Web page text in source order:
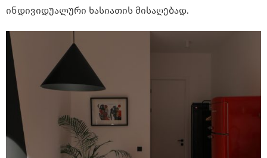
ინდივიდუალური ხასიათის მისაღებად.